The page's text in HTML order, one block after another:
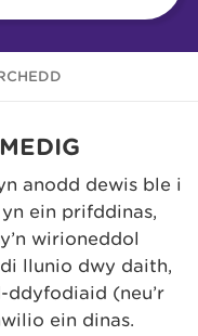
anodd dewis ble i
ein prifddinas,
wirioneddol
llunio dwy daith,
ddyfodiaid (neu’r
ein dinas.